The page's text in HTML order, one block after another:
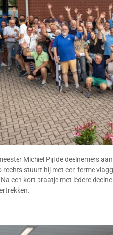
Michiel Pijl de deelnemers
rechts stuurt hij met een ferme
een kort praatje met iedere